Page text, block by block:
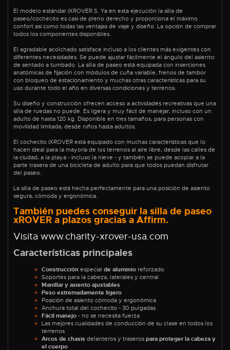
El modelo estándar iXROVER S. Ya en esta ejecución la silla de
paseo/cochecito es casi de pleno derecho y proporciona el máximo
confort así como todas las ventajas de viaje y diseño. La opción de comprar
todos los componentes disponibles.
El agradable acolchado satisface incluso a los clientes más exigentes con
diferentes necesidades. Se puede ajustar fácilmente el ángulo del asiento:
de sentado a tumbado. La silla de paseo está equipada con inserciones
anatómicas de fijación con módulos de cuña variable, frenos de tambor
con bloqueo de estacionamiento y muchas otras características para su
uso durante todo el año en diversas condiciones y terrenos.
Su diseño y construcción ofrecen acceso a actividades recreativas que una
silla de ruedas no puede. Es ligera y muy fácil de manejar, incluso con un
adulto de hasta 120 kg. Disponible en tres tamaños, para personas con
movilidad limitada, desde niños hasta adultos.
El cochecito iXROVER está equipado con muchas características que lo
hacen ideal para la mayoría de los terrenos al aire libre, desde las calles de
la ciudad, a la playa - incluso la nieve - y también se puede acoplar a la
parte trasera de una bicicleta de adulto para que todos puedan disfrutar
del paseo.
La silla de paseo está hecha perfectamente para una posición de asiento
segura, cómoda y ergonómica.
También puedes conseguir la silla de paseo
xROVER a plazos gracias a Affirm.
Visita www.charity-xrover-usa.com
Características principales
Construcción especial de aluminio reforzado
Soportes para la cabeza, laterales y central
Manillar y asiento ajustables
Peso extremadamente ligero
Posición de asiento cómoda y ergonómica
Anchura total del cochecito - 30 pulgadas
Fácil manejo - no se necesita fuerza
Las mejores cualidades de conducción de su clase en todos los
terrenos
Arcos de chasis delanteros y traseros para proteger la cabeza y
el cuerpo